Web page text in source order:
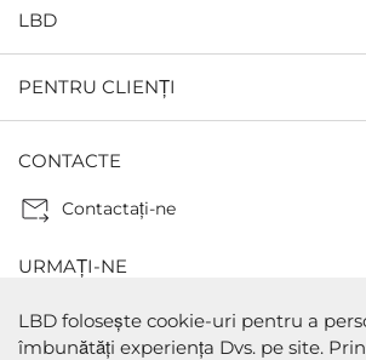
LBD
PENTRU CLIENȚI
CONTACTE
Contactaţi-ne
URMAȚI-NE
LBD folosește cookie-uri pentru a
îmbunătăți experiența Dvs. pe site.